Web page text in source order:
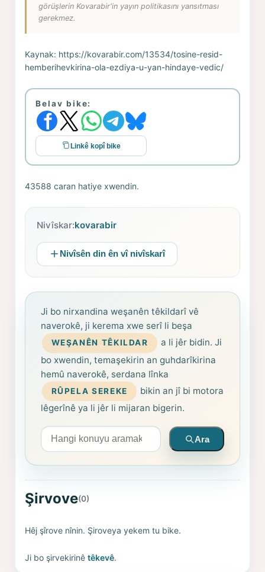
görüşlerin Kovarabir'in yayın politikasını yansıtması
gerekmez.
Kaynak: https://kovarabir.com/13534/tosine-resid-
hemberihevkirina-ola-ezdiya-u-yan-hindaye-vedic/
Belav bike:
Linkê kopî bike
43588 caran hatiye xwendin.
Nivîskar:kovarabir
Nivîsên din ên vî nivîskarî
Ji bo nirxandina weşanên têkildarî vê
naverokê, ji kerema xwe serî li beşa
WEŞANÊN TÊKILDAR
a li jêr bidin. Ji
bo xwendin, temaşekirin an guhdarîkirina
hemû naverokê, serdana lînka
RÛPELA SEREKE
bikin an jî bi motora
lêgerînê ya li jêr li mijaran bigerin.
Arama yapın
Ara
Şirvove(0)
Hêj şîrove nînin. Şiroveya yekem tu bike.
Ji bo şirvekirinêtêkevê.